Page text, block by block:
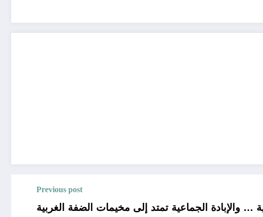
Previous post